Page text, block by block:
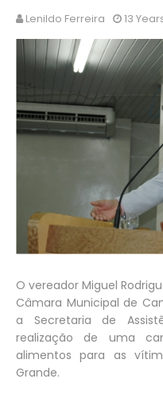
Lenildo Ferreira 13
O vereador Miguel
Câmara Municipal de
a Secretaria de
realização de uma
alimentos para as
Grande.